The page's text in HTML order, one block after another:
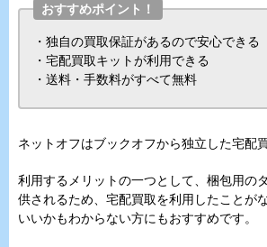
おすすめポイント！
・独自の買取保証があるので安心できる
・宅配買取キットが利用できる
・送料・手数料がすべて無料
ネットオフはブックオフから独立した宅配
利用するメリットの一つとして、梱包用の
供されるため、宅配買取を利用したことが
いいかもわからない方にもおすすめです。